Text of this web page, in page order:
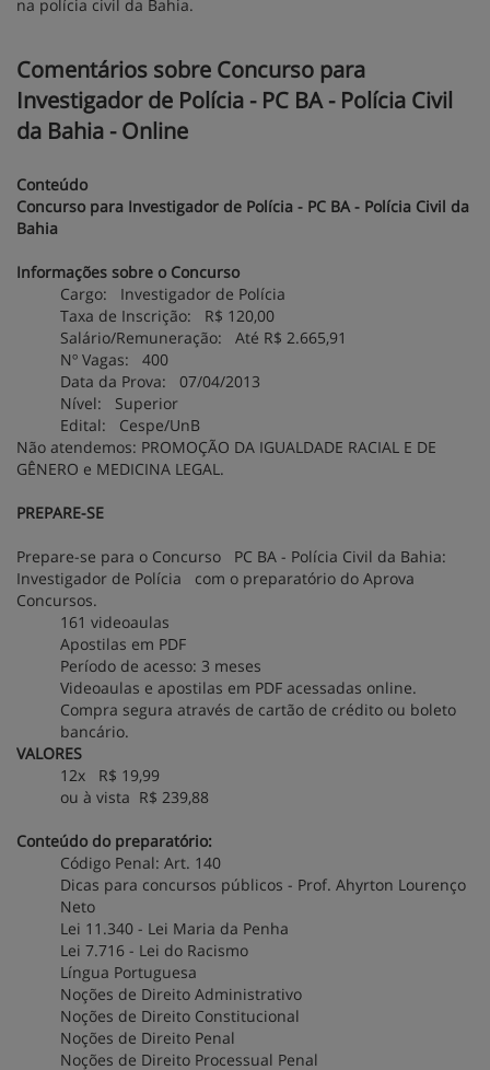
na polícia civil da Bahia.
Comentários sobre Concurso para
Investigador de Polícia - PC BA - Polícia Civil
da Bahia - Online
Conteúdo
Concurso para Investigador de Polícia - PC BA - Polícia Civil da
Bahia
Informações sobre o Concurso
Cargo: Investigador de Polícia
Taxa de Inscrição: R$ 120,00
Salário/Remuneração: Até R$ 2.665,91
Nº Vagas: 400
Data da Prova: 07/04/2013
Nível: Superior
Edital: Cespe/UnB
Não atendemos: PROMOÇÃO DA IGUALDADE RACIAL E DE
GÊNERO e MEDICINA LEGAL.
PREPARE-SE
Prepare-se para o Concurso PC BA - Polícia Civil da Bahia:
Investigador de Polícia com o preparatório do Aprova
Concursos.
161 videoaulas
Apostilas em PDF
Período de acesso: 3 meses
Videoaulas e apostilas em PDF acessadas online.
Compra segura através de cartão de crédito ou boleto
bancário.
VALORES
12x R$ 19,99
ou à vista R$ 239,88
Conteúdo do preparatório:
Código Penal: Art. 140
Dicas para concursos públicos - Prof. Ahyrton Lourenço
Neto
Lei 11.340 - Lei Maria da Penha
Lei 7.716 - Lei do Racismo
Língua Portuguesa
Noções de Direito Administrativo
Noções de Direito Constitucional
Noções de Direito Penal
Noções de Direito Processual Penal